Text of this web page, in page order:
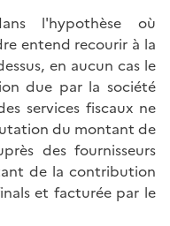
l'hypothèse où
entend recourir à la
en aucun cas le
due par la société
services fiscaux ne
du montant de
des fournisseurs
de la contribution
et facturée par le